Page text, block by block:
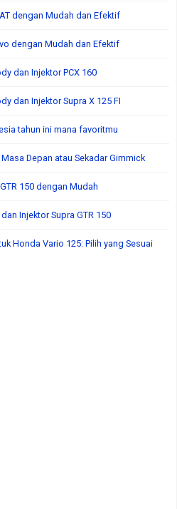
dengan Mudah dan Efektif
dengan Mudah dan Efektif
dan Injektor PCX 160
dan Injektor Supra X 125 FI
tahun ini mana favoritmu
Depan atau Sekadar Gimmick
150 dengan Mudah
Injektor Supra GTR 150
Honda Vario 125: Pilih yang Sesuai